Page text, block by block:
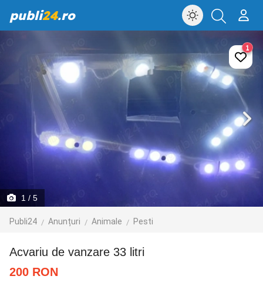
publi24.ro
1 / 5
Publi24 Anunțuri Animale Pesti
1
Acvariu de vanzare 33 litri
200 RON